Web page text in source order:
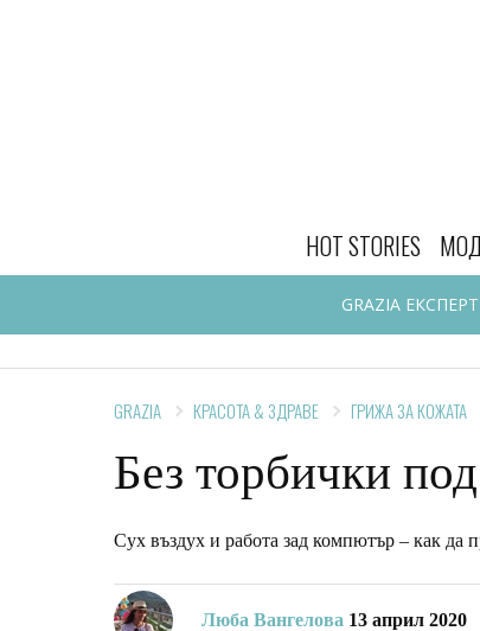
HOT STORIES
GRAZIA
GRAZIA КРАСОТА & ЗДРАВЕ ГРИЖА ЗА КОЖАТА
Без торбички
Сух въздух и работа зад компютър – как да
Люба Вангелова 13 април 2020